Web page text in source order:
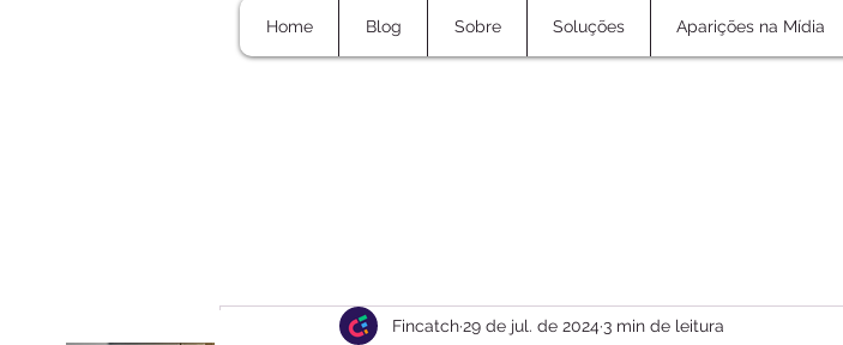
Home Blog Sobre Soluções Aparições na Mídia
Fincatch29 de jul. de 2024 3 min de leitura